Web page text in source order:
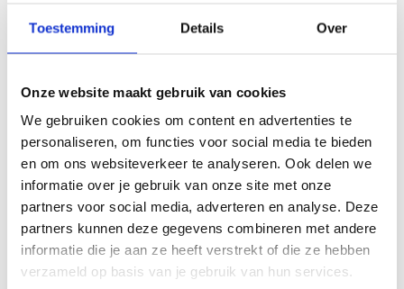
Toestemming Details Over
Onze website maakt gebruik van cookies
We gebruiken cookies om content en advertenties te
personaliseren, om functies voor social media te bieden
en om ons websiteverkeer te analyseren. Ook delen we
informatie over je gebruik van onze site met onze
partners voor social media, adverteren en analyse. Deze
partners kunnen deze gegevens combineren met andere
informatie die je aan ze heeft verstrekt of die ze hebben
verzameld op basis van je gebruik van hun services.
mobiele olieradiato...
van wit gelakt met...
Direct leverbaar
99,95 44,95